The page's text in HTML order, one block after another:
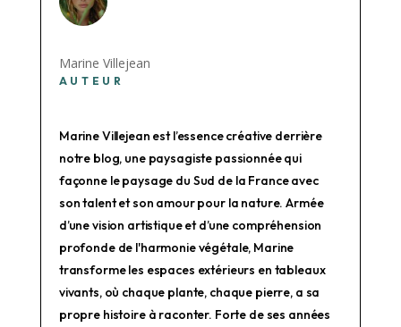
Marine Villejean
AUTEUR
Marine Villejean est l’essence créative derrière
notre blog, une paysagiste passionnée qui
façonne le paysage du Sud de la France avec
son talent et son amour pour la nature. Armée
d’une vision artistique et d’une compréhension
profonde de l'harmonie végétale, Marine
transforme les espaces extérieurs en tableaux
vivants, où chaque plante, chaque pierre, a sa
propre histoire à raconter. Forte de ses années